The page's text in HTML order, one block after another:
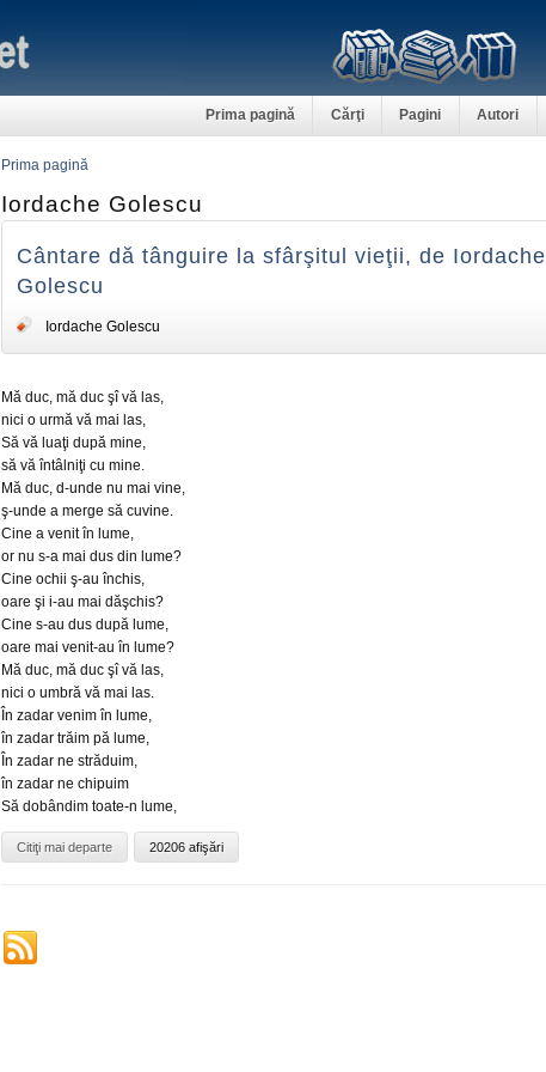
Prima pagină Cărţi Pagini Autori
Prima pagină
Iordache Golescu
Cântare dă tânguire la sfârşitul vieţii, de Iordache
Golescu
Iordache Golescu
Mă duc, mă duc şî vă las,
nici o urmă vă mai las,
Să vă luaţi după mine,
să vă întâlniţi cu mine.
Mă duc, d-unde nu mai vine,
ş-unde a merge să cuvine.
Cine a venit în lume,
or nu s-a mai dus din lume?
Cine ochii ş-au închis,
oare şi i-au mai dăşchis?
Cine s-au dus după lume,
oare mai venit-au în lume?
Mă duc, mă duc şî vă las,
nici o umbră vă mai las.
În zadar venim în lume,
în zadar trăim pă lume,
În zadar ne străduim,
în zadar ne chipuim
Să dobândim toate-n lume,
Citiţi mai departe 20206 afişări